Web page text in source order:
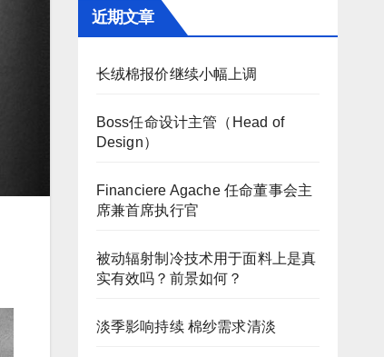
近期文章
长绒棉报价继续小幅上调
Boss任命设计主管（Head of
Design）
Financiere Agache 任命董事会主
席兼首席执行官
被动辐射制冷技术用于面料上是真
实有效吗？前景如何？
淡季影响持续 棉纱需求清淡